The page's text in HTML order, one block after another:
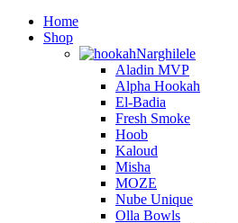
Home
Shop
Narghilele
Aladin MVP
Alpha Hookah
El-Badia
Fresh Smoke
Hoob
Kaloud
Misha
MOZE
Nube Unique
Olla Bowls